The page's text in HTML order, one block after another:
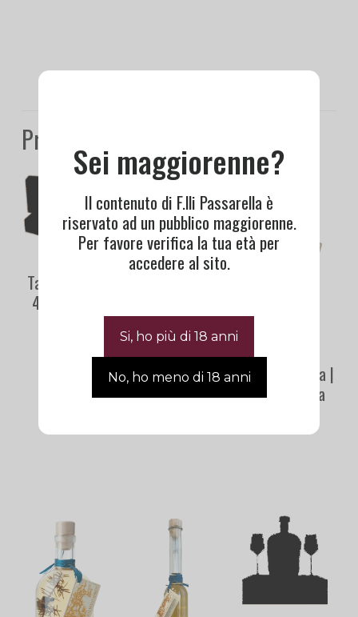
Prodotti correlati
Tasting Box |
400 Conigli
Experience Box
75,00€
Grappa Ortica |
Villa Laviosa
Sei maggiorenne?
Il contenuto di F.lli Passarella è
riservato ad un pubblico maggiorenne.
Per favore verifica la tua età per
accedere al sito.